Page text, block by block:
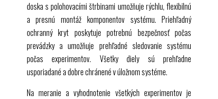
doska s polohovacími štrbinami umožňuje rýchlu, flexibilnú
a presnú montáž komponentov systému. Priehľadný
ochranný kryt poskytuje potrebnú bezpečnosť počas
prevádzky a umožňuje prehľadné sledovanie systému
počas experimentov. Všetky diely sú prehľadne
usporiadané a dobre chránené v úložnom systéme.
Na meranie a vyhodnotenie všetkých experimentov je